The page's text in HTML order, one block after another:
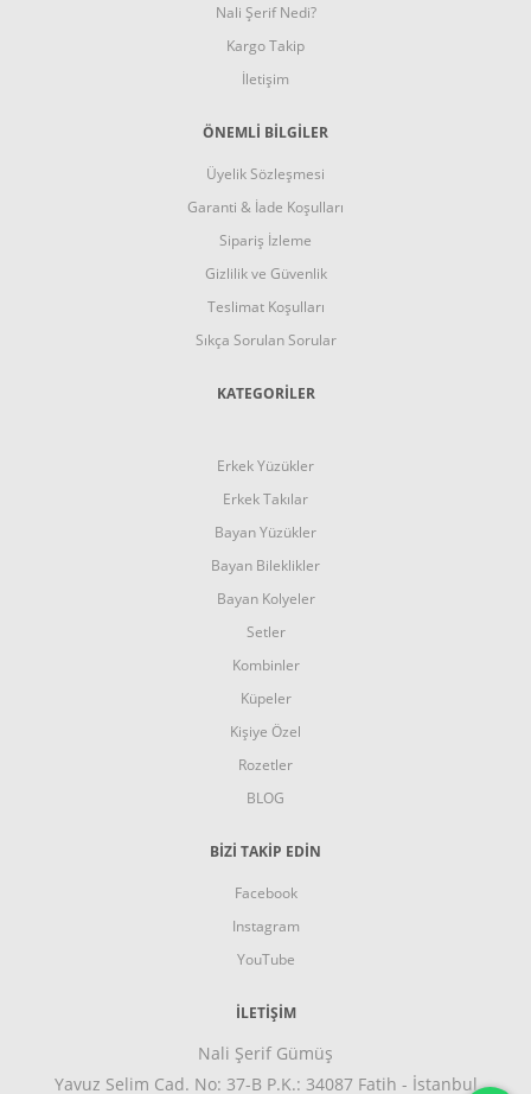
Nali Şerif Nedi?
Kargo Takip
İletişim
ÖNEMLİ BİLGİLER
Üyelik Sözleşmesi
Garanti & İade Koşulları
Sipariş İzleme
Gizlilik ve Güvenlik
Teslimat Koşulları
Sıkça Sorulan Sorular
KATEGORİLER
Erkek Yüzükler
Erkek Takılar
Bayan Yüzükler
Bayan Bileklikler
Bayan Kolyeler
Setler
Kombinler
Küpeler
Kişiye Özel
Rozetler
BLOG
BİZİ TAKİP EDİN
Facebook
Instagram
YouTube
İLETIŞIM
Nali Şerif Gümüş
Yavuz Selim Cad. No: 37-B P.K.: 34087 Fatih - İstanbul